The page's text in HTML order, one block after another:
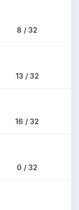
8 / 32
13 / 32
16 / 32
0 / 32